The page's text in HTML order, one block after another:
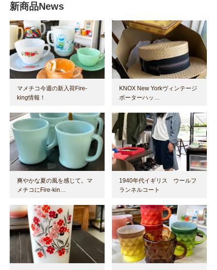
新商品News
マメチコ今週の新入荷Fire-
king情報！
KNOX New Yorkヴィンテージ
ボーターハッ…
爽やかな夏の風を感じて。マ
メチコにFire-kin…
1940年代イギリス ウールフ
ランネルコート